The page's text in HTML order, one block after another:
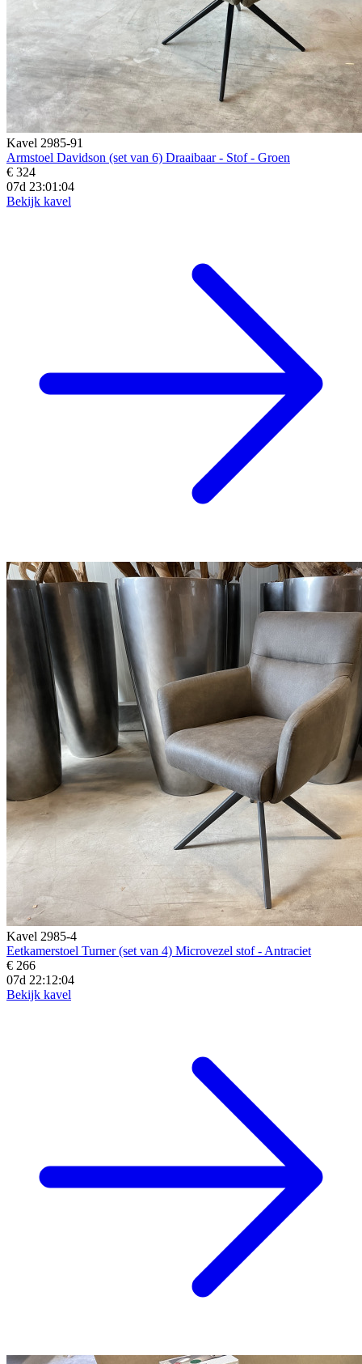
Kavel 2985-91
Armstoel Davidson (set van 6) Draaibaar - Stof - Groen
€ 324
07d 23:01:02
Bekijk kavel
Kavel 2985-4
Eetkamerstoel Turner (set van 4) Microvezel stof - Antraciet
€ 266
07d 22:12:02
Bekijk kavel